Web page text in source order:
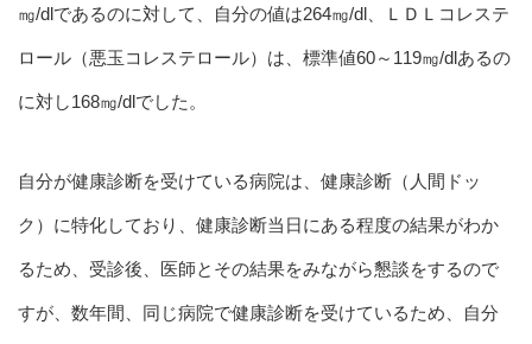
㎎/dlであるのに対して、自分の値は264㎎/dl、ＬＤＬコレステ
ロール（悪玉コレステロール）は、標準値60～119㎎/dlあるの
に対し168㎎/dlでした。
自分が健康診断を受けている病院は、健康診断（人間ドッ
ク）に特化しており、健康診断当日にある程度の結果がわか
るため、受診後、医師とその結果をみながら懇談をするので
すが、数年間、同じ病院で健康診断を受けているため、自分